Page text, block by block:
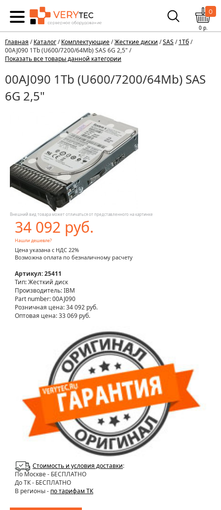
0
0р.
Главная /Каталог/Комплектующие/Жесткие диски /SAS /1Тб/
00AJ090 1Tb (U600/7200/64Mb) SAS 6G 2,5" /
Показать все товары данной категории
00AJ090 1Tb (U600/7200/64Mb) SAS
6G 2,5"
Внешний вид товара может отличаться от представленного на картинке
34 092 руб.
Нашли дешевле?
Цена указана с НДС 22%
Возможна оплата по безналичному расчету
Артикул: 25411
Тип: Жесткий диск
Производитель: IBM
Part number: 00AJ090
Розничная цена:34 092 руб.
Оптовая цена: 33 069 руб.
Стоимость и условия доставки:
По Москве- БЕСПЛАТНО
До ТК - БЕСПЛАТНО
В регионы - по тарифам ТК